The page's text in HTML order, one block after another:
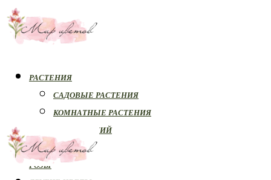
РАСТЕНИЯ
САДОВЫЕ РАСТЕНИЯ
КОМНАТНЫЕ РАСТЕНИЯ
БОЛЕЗНИ РАСТЕНИЙ
ОРХИДЕИ
РОЗЫ